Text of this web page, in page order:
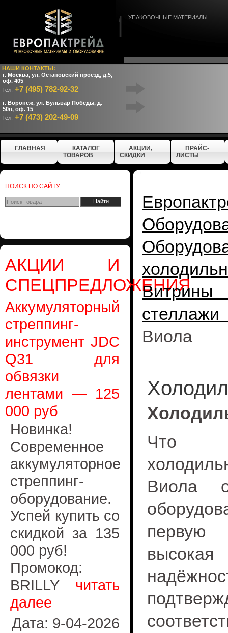
НАШИ КОНТАКТЫ:
г. Москва, ул. Остаповский проезд, д.5,
оф. 405
Тел. +7 (495) 782-92-32
г. Воронеж, ул. Бульвар Победы, д.
50в, оф. 15
Тел. +7 (473) 202-49-09
УПАКОВОЧНЫЕ МАТЕРИАЛЫ
ГЛАВНАЯ
КАТАЛОГ
ТОВАРОВ
АКЦИИ,
СКИДКИ
ПРАЙС-
ЛИСТЫ
ПОИСК ПО САЙТУ
АКЦИИ И
СПЕЦПРЕДЛОЖЕНИЯ
Аккумуляторный
стреппинг-
инструмент JDC
Q31 для
обвязки
лентами — 125
000 руб
Новинка!
Современное
аккумуляторное
стреппинг-
оборудование.
Успей купить со
скидкой за 135
000 руб!
Промокод:
BRILLY читать
далее
Дата: 9-04-2026
Витрины
стеллажи
Виола
Что
Виола